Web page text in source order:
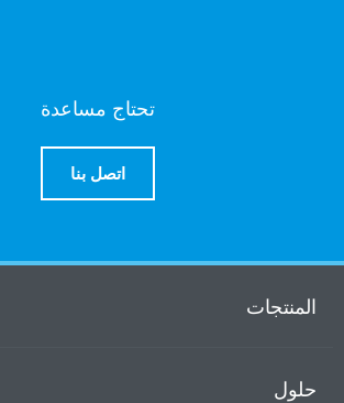
تحتاج مساعدة
اتصل بنا